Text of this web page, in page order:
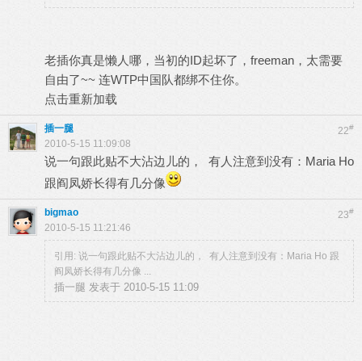
老插你真是懒人哪，当初的ID起坏了，freeman，太需要
自由了~~ 连WTP中国队都绑不住你。
点击重新加载
22#
插一腿
2010-5-15 11:09:08
说一句跟此贴不大沾边儿的， 有人注意到没有：Maria Ho
跟阎凤娇长得有几分像
23#
bigmao
2010-5-15 11:21:46
引用: 说一句跟此贴不大沾边儿的， 有人注意到没有：Maria Ho 跟
阎凤娇长得有几分像 ...
插一腿 发表于 2010-5-15 11:09